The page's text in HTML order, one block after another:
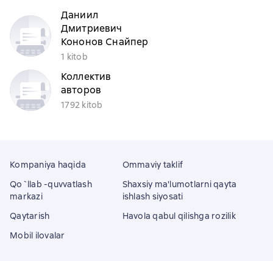
Даниил
Дмитриевич
Кононов Снайпер
1 kitob
Коллектив
авторов
1792 kitob
Kompaniya haqida
Qo`llab -quvvatlash
markazi
Qaytarish
Mobil ilovalar
Ommaviy taklif
Shaxsiy ma'lumotlarni qayta
ishlash siyosati
Havola qabul qilishga rozilik